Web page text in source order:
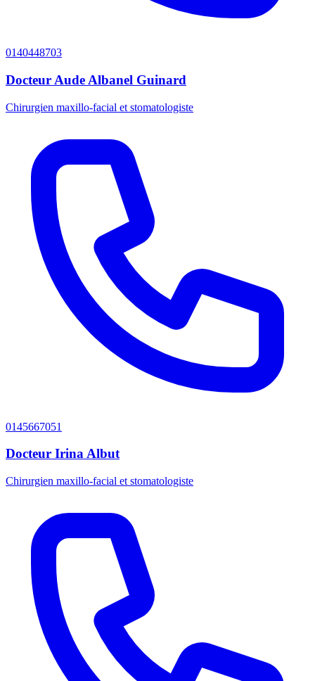
0140448703
Docteur Aude Albanel Guinard
Chirurgien maxillo-facial et stomatologiste
0145667051
Docteur Irina Albut
Chirurgien maxillo-facial et stomatologiste